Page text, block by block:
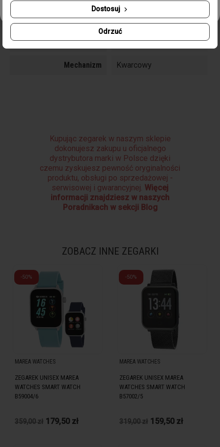
Typ Szkła Mineralne
Wielkość Koperty 43 mm
Mechanizm Kwarcowy
Kupując zegarek w naszym sklepie
dokonujesz zakupu u oficjalnego
dystrybutora marki w Polsce dzięki
czemu zyskujesz pewność oryginalności
produktu, obsługi po sprzedażowej -
serwisowej i gwarancyjnej. Więcej
informacji znajdziesz w naszych
Poradnikach w sekcji Blog
ZOBACZ INNE ZEGARKI
-50%
MAREA WATCHES
ZEGAREK UNISEX MAREA
WATCHES SMART WATCH
B59004/6
359,00 zł 179,50 zł
-50%
MAREA WATCHES
ZEGAREK UNISEX MAREA
WATCHES SMART WATCH
B57002/5
319,00 zł 159,50 zł
Odrzuć
Dostosuj